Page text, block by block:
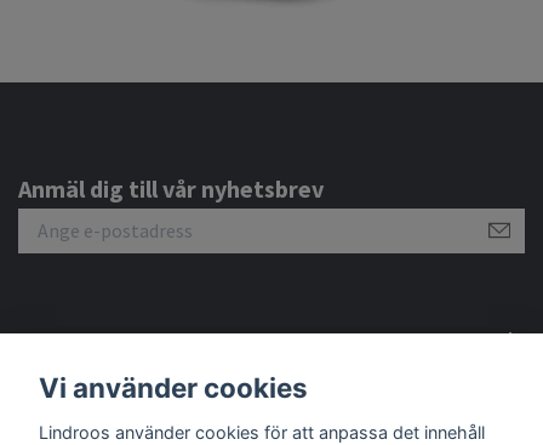
Anmäl dig till vår nyhetsbrev
Sociala medier
Vi använder cookies
Lindroos använder cookies för att anpassa det innehåll